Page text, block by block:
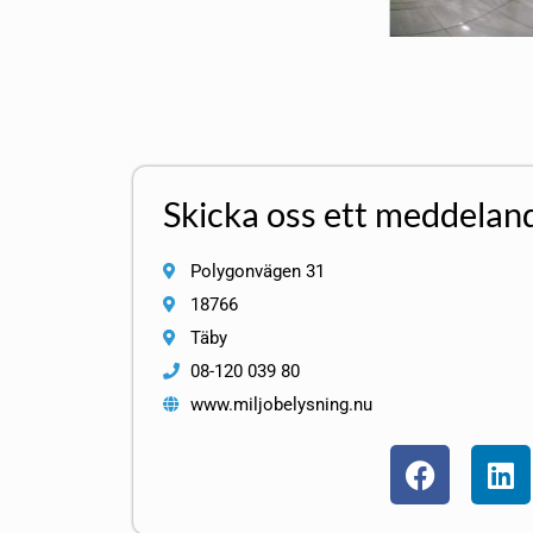
Skicka oss ett
Polygonvägen 31
18766
Täby
08-120 039 80
www.miljobelysning.nu